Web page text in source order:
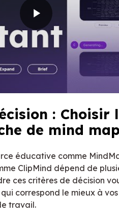
: Choisir
de mind
éducative comme
ClipMind dépend de
ces critères de décision
correspond le mieux à vos
travail.